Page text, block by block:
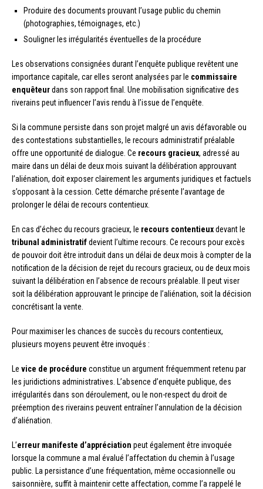
Produire des documents prouvant l’usage public du chemin
(photographies, témoignages, etc.)
Souligner les irrégularités éventuelles de la procédure
Les observations consignées durant l’enquête publique revêtent une
importance capitale, car elles seront analysées par le commissaire
enquêteurdans son rapport final. Une mobilisation significative des
riverains peut influencer l’avis rendu à l’issue de l’enquête.
Si la commune persiste dans son projet malgré un avis défavorable ou
des contestations substantielles, le recours administratif préalable
offre une opportunité de dialogue. Ce recours gracieux, adressé au
maire dans un délai de deux mois suivant la délibération approuvant
l’aliénation, doit exposer clairement les arguments juridiques et factuels
s’opposant à la cession. Cette démarche présente l’avantage de
prolonger le délai de recours contentieux.
En cas d’échec du recours gracieux, le recours contentieuxdevant le
tribunal administratifdevient l’ultime recours. Ce recours pour excès
de pouvoir doit être introduit dans un délai de deux mois à compter de la
notification de la décision de rejet du recours gracieux, ou de deux mois
suivant la délibération en l’absence de recours préalable. Il peut viser
soit la délibération approuvant le principe de l’aliénation, soit la décision
concrétisant la vente.
Pour maximiser les chances de succès du recours contentieux,
plusieurs moyens peuvent être invoqués :
Le vice de procédure constitue un argument fréquemment retenu par
les juridictions administratives. L’absence d’enquête publique, des
irrégularités dans son déroulement, ou le non-respect du droit de
préemption des riverains peuvent entraîner l’annulation de la décision
d’aliénation.
L’erreur manifeste d’appréciation peut également être invoquée
lorsque la commune a mal évalué l’affectation du chemin à l’usage
public. La persistance d’une fréquentation, même occasionnelle ou
saisonnière, suffit à maintenir cette affectation, comme l’a rappelé le